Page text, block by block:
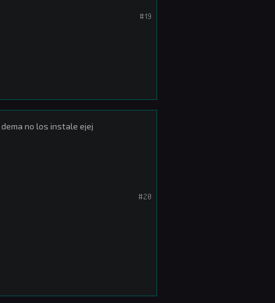
#19
no los instale ejej
#20